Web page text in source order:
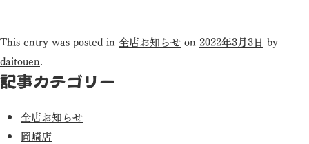
This entry was posted in 全店お知らせ on 2022年3月3日 by
daitouen.
記事カテゴリー
全店お知らせ
岡崎店